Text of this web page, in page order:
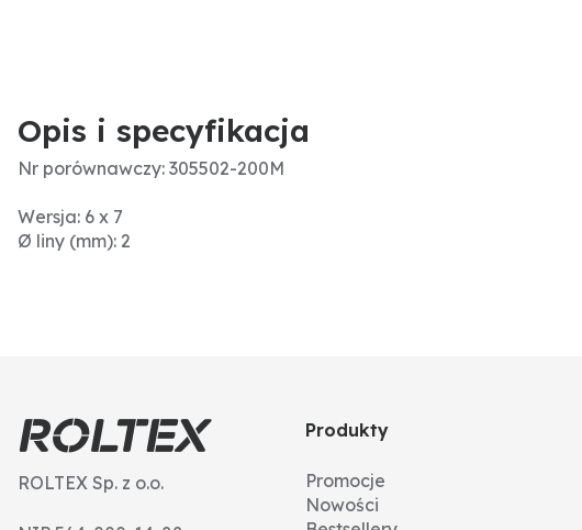
Opis i specyfikacja
Nr porównawczy: 305502-200M
Wersja: 6 x 7
Ø liny (mm): 2
ROLTEX Sp. z o.o.
Produkty
Promocje
Nowości